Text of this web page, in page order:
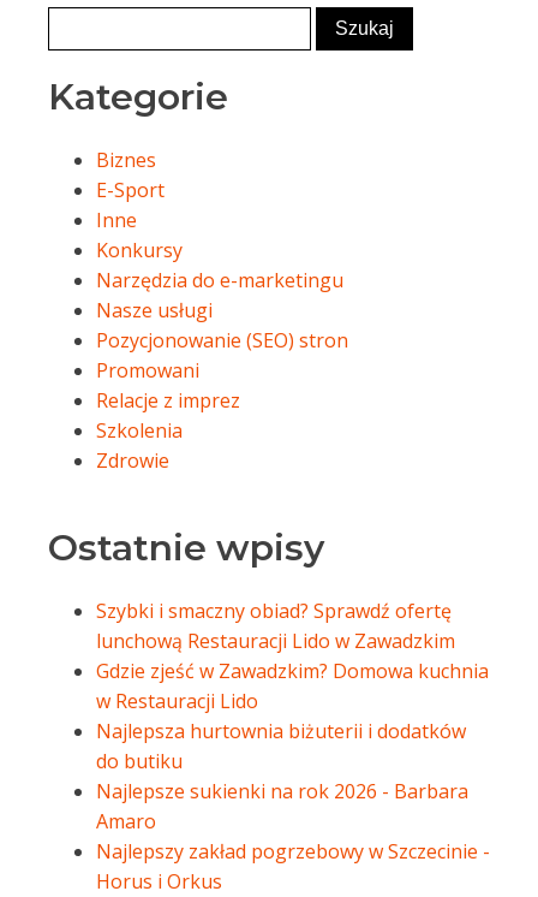
Kategorie
Biznes
E-Sport
Inne
Konkursy
Narzędzia do e-marketingu
Nasze usługi
Pozycjonowanie (SEO) stron
Promowani
Relacje z imprez
Szkolenia
Zdrowie
Ostatnie wpisy
Szybki i smaczny obiad? Sprawdź ofertę
lunchową Restauracji Lido w Zawadzkim
Gdzie zjeść w Zawadzkim? Domowa kuchnia
w Restauracji Lido
Najlepsza hurtownia biżuterii i dodatków
do butiku
Najlepsze sukienki na rok 2026 - Barbara
Amaro
Najlepszy zakład pogrzebowy w Szczecinie -
Horus i Orkus